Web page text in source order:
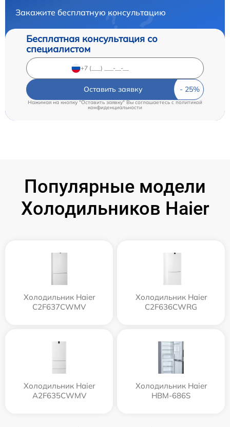
Закажите бесплатную консультацию
Бесплатная консультация со
специалистом
Оставить заявку
Нажимая на кнопку "Оставить заявку" Вы соглашаетесь cполитикой
конфиденциальности
Популярные модели
Холодильников Haier
Холодильник Haier
C2F637CWMV
Холодильник Haier
C2F636CWRG
Холодильник Haier
A2F635CWMV
Холодильник Haier
HBM-686S